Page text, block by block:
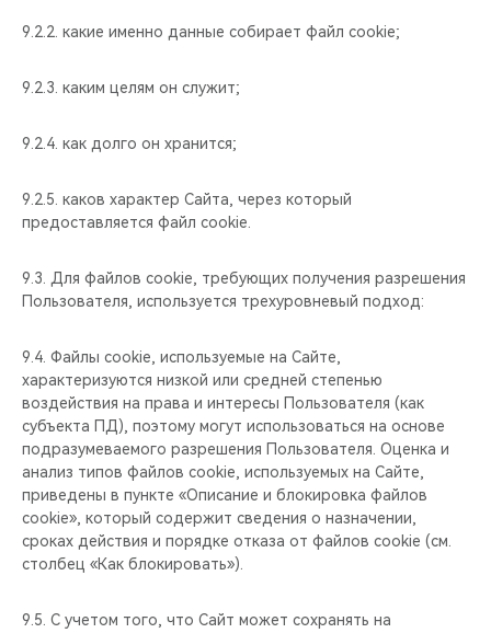
9.2.2. какие именно данные собирает файл cookie;
9.2.3. каким целям он служит;
9.2.4. как долго он хранится;
9.2.5. каков характер Сайта, через который
предоставляется файл cookie.
9.3. Для файлов cookie, требующих получения разрешения
Пользователя, используется трехуровневый подход:
9.4. Файлы cookie, используемые на Сайте,
характеризуются низкой или средней степенью
воздействия на права и интересы Пользователя (как
субъекта ПД), поэтому могут использоваться на основе
подразумеваемого разрешения Пользователя. Оценка и
анализ типов файлов cookie, используемых на Сайте,
приведены в пункте «Описание и блокировка файлов
cookie», который содержит сведения о назначении,
сроках действия и порядке отказа от файлов cookie (см.
столбец «Как блокировать»).
9.5. С учетом того, что Сайт может сохранять на